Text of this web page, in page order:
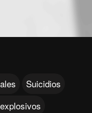
Suicidios